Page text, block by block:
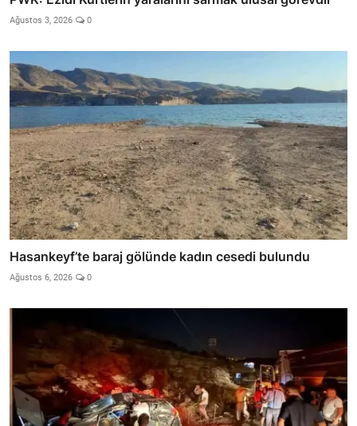
Ağustos 3, 2026 0
Hasankeyf’te baraj gölünde kadın cesedi bulundu
Ağustos 6, 2026 0